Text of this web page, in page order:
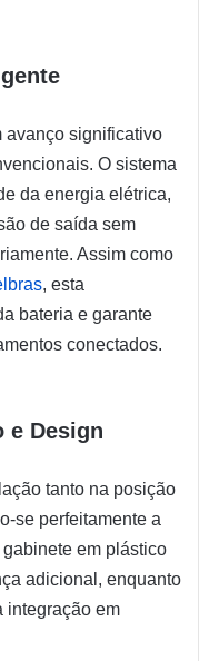
avanço significativo
O sistema
da energia elétrica,
de saída sem
Assim como
, esta
bateria e garante
conectados.
e Design
tanto na posição
se perfeitamente a
em plástico
adicional, enquanto
integração em